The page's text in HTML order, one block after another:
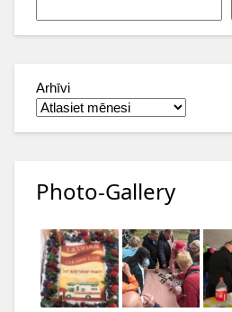
Arhīvi
Photo-Gallery